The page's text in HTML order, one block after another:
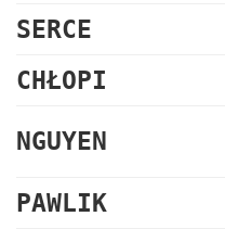
SERCE
CHŁOPI
NGUYEN
PAWLIK